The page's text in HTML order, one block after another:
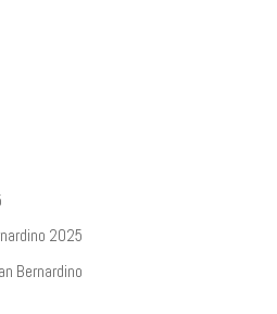
2025
Bernardino